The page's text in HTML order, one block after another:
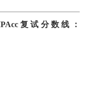
复试分数线：